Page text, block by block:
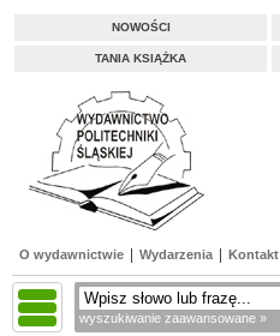
NOWOŚCI
TANIA KSIĄŻKA
O wydawnictwie Wydarzenia Kontakt
wyszukiwanie zaawansowane »